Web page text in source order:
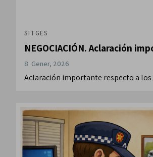
SITGES
NEGOCIACIÓN. Aclaración
8 Gener, 2026
Aclaración importante respecto a